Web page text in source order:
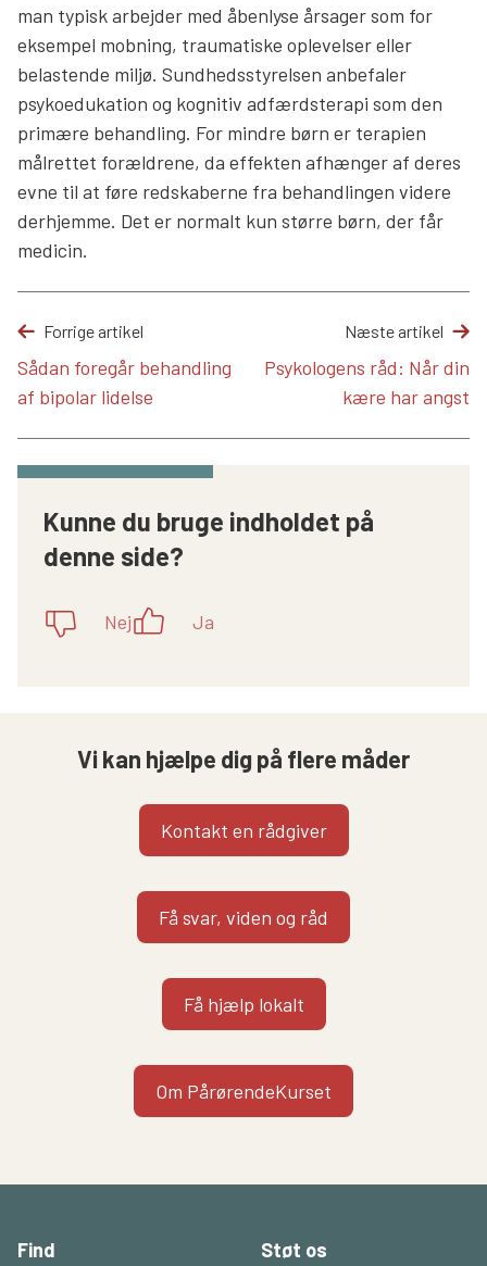
man typisk arbejder med åbenlyse årsager som for
eksempel mobning, traumatiske oplevelser eller
belastende miljø. Sundhedsstyrelsen anbefaler
psykoedukation og kognitiv adfærdsterapi som den
primære behandling. For mindre børn er terapien
målrettet forældrene, da effekten afhænger af deres
evne til at føre redskaberne fra behandlingen videre
derhjemme. Det er normalt kun større børn, der får
medicin.
Forrige artikel
Sådan foregår behandling
af bipolar lidelse
Næste artikel
Psykologens råd: Når din
kære har angst
Kunne du bruge indholdet på
denne side?
Nej Ja
Vi kan hjælpe dig på flere måder
Kontakt en rådgiver
Få svar, viden og råd
Få hjælp lokalt
Om PårørendeKurset
Find Støt os